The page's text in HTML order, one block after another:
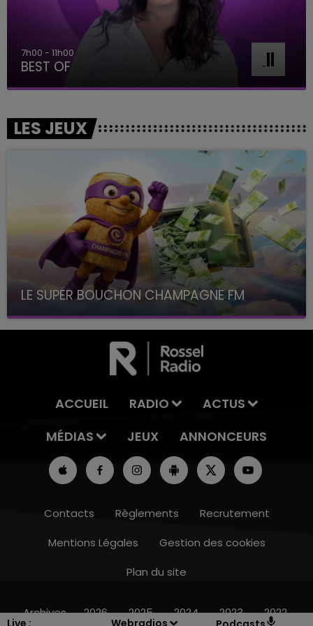
Live : Webradios
16h00 - 20h00
7h00 - 11h00
BEST OF
LES JEUX
LE SUPER BOUCHON CHAMPAGNE FM
avec La Famille Champagne FM, à 8H10
ACCUEIL RADIO
ACTUS
MÉDIAS
JEUX ANNONCEURS
Contacts Règlements
Recrutement
Mentions Légales
Gestion des cookies
Plan du site
Archives 2026 2025 2024 2023 2022